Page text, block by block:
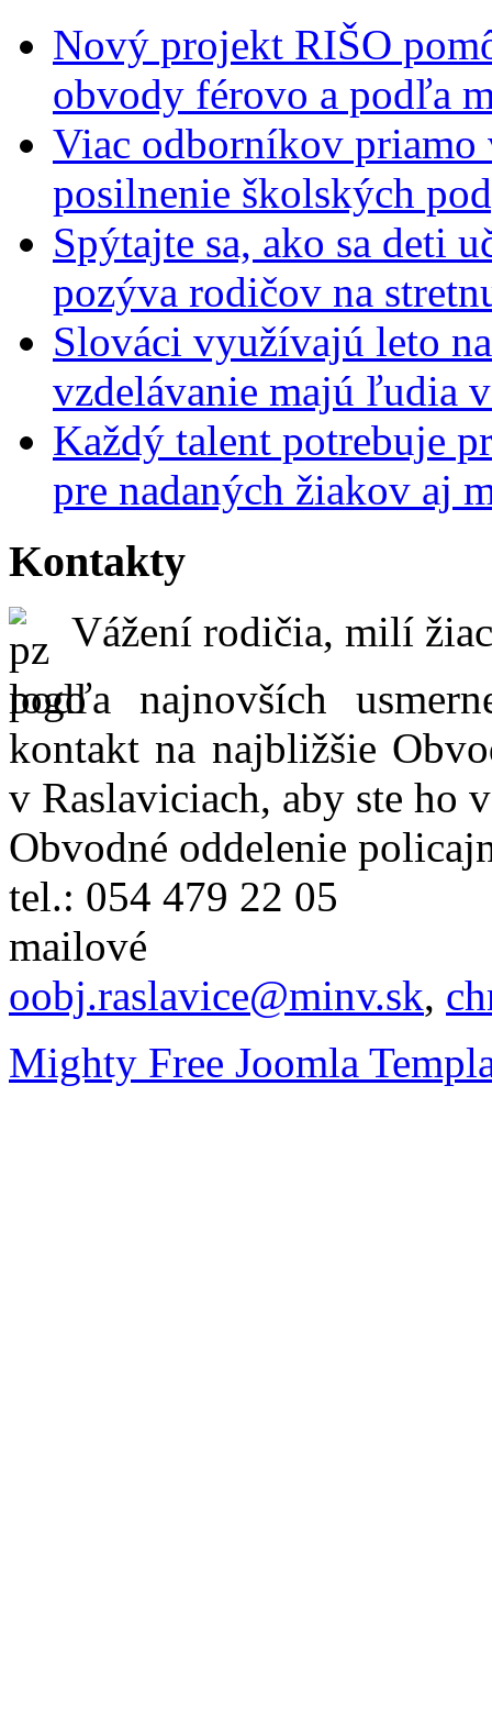
Nový projekt RIŠO
obvody férovo a podľa
Viac odborníkov priamo
posilnenie školských
Spýtajte sa, ako sa deti
pozýva rodičov na
Slováci využívajú leto
vzdelávanie majú ľudia
Každý talent potrebuje
pre nadaných žiakov aj
Kontakty
Vážení rodičia, milí
podľa najnovších
kontakt na najbližšie
v Raslaviciach, aby ste ho
Obvodné oddelenie
tel.: 054 479 22 05
oobj.raslavice@minv.sk,
Mighty Free Joomla